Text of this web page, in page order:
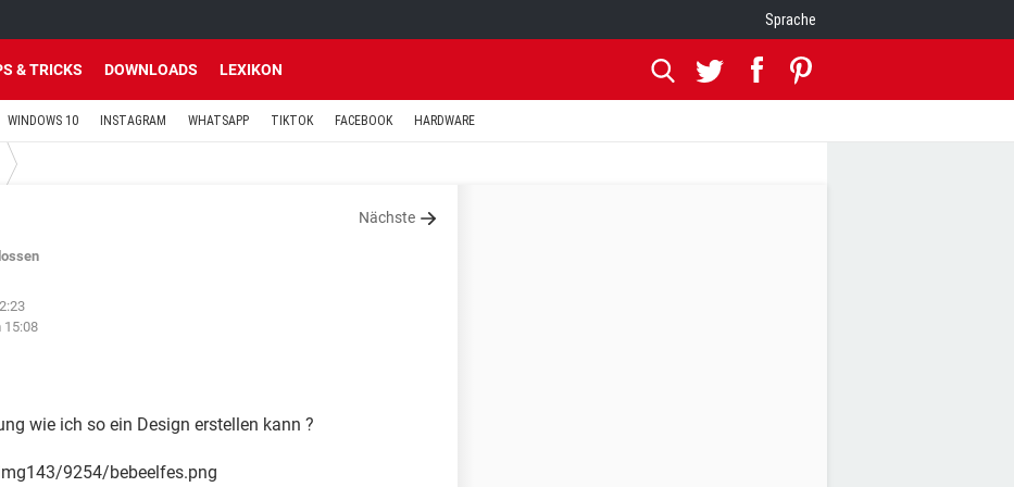
Sprache
& TRICKS DOWNLOADS LEXIKON
WINDOWS 10 INSTAGRAM WHATSAPP TIKTOK FACEBOOK HARDWARE
Nächste
15:08
wie ich so ein Design erstellen kann ?
9254/bebeelfes.png